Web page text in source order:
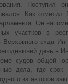
Как отметил
Он
участков в
суда
день в
судов общей
дела, где
из авторов